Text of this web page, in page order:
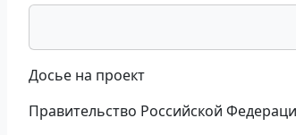
Досье на проект
Правительство Российской